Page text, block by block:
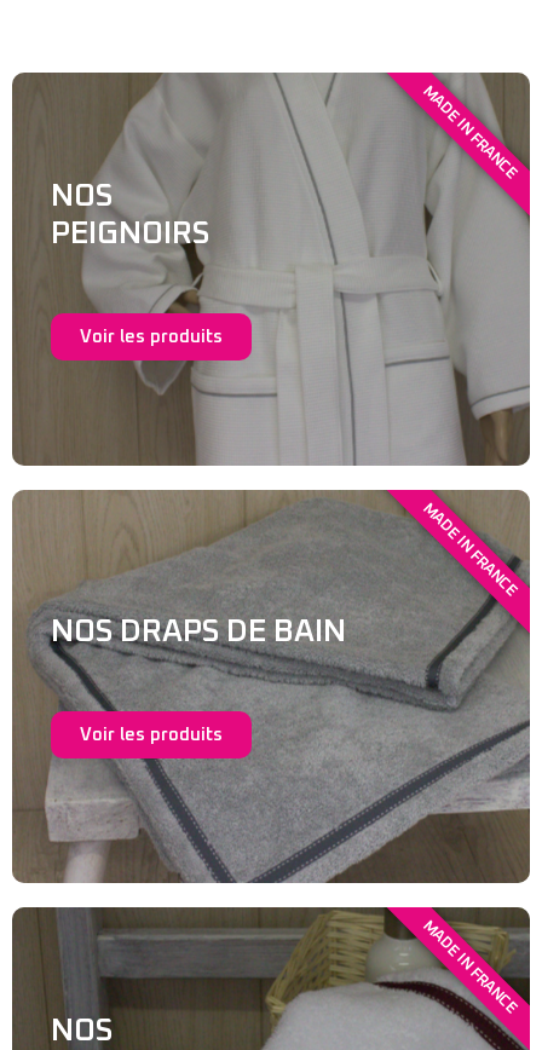
NOS
PEIGNOIRS
Voir les produits
MADE IN FRANCE
NOS DRAPS DE BAIN
Voir les produits
MADE IN FRANCE
NOS
MADE IN FRANCE